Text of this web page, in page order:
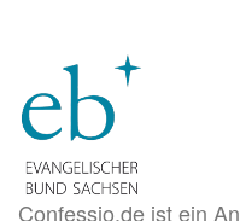
Confessio.de ist ein